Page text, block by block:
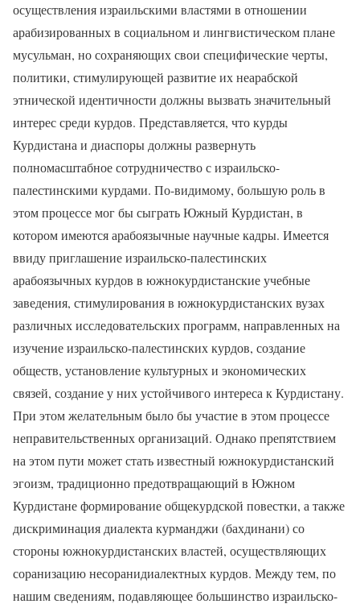
осуществления израильскими властями в отношении
арабизированных в социальном и лингвистическом плане
мусульман, но сохраняющих свои специфические черты,
политики, стимулирующей развитие их неарабской
этнической идентичности должны вызвать значительный
интерес среди курдов. Представляется, что курды
Курдистана и диаспоры должны развернуть
полномасштабное сотрудничество с израильско-
палестинскими курдами. По-видимому, большую роль в
этом процессе мог бы сыграть Южный Курдистан, в
котором имеются арабоязычные научные кадры. Имеется
ввиду приглашение израильско-палестинских
арабоязычных курдов в южнокурдистанские учебные
заведения, стимулирования в южнокурдистанских вузах
различных исследовательских программ, направленных на
изучение израильско-палестинских курдов, создание
обществ, установление культурных и экономических
связей, создание у них устойчивого интереса к Курдистану.
При этом желательным было бы участие в этом процессе
неправительственных организаций. Однако препятствием
на этом пути может стать известный южнокурдистанский
эгоизм, традиционно предотвращающий в Южном
Курдистане формирование общекурдской повестки, а также
дискриминация диалекта курманджи (бахдинани) со
стороны южнокурдистанских властей, осуществляющих
соранизацию несоранидиалектных курдов. Между тем, по
нашим сведениям, подавляющее большинство израильско-